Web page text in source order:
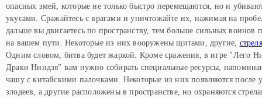
опасных змей, которые не только быстро перемещаются, но и
укусами. Сражайтесь с врагами и уничтожайте их, нажимая на
дальше вы двигаетесь по пространству, тем больше сильных воинов
на вашем пути. Некоторые из них вооружены щитами, другие,
Одним словом, битва будет жаркой. Кроме сражения, в игре "Лего
Драки Ниндзя" вам нужно собирать специальные ресурсы,
чашу с китайскими палочками. Некоторые из них появляются после
злодеев, а другие расположены в пространстве, но охраняются